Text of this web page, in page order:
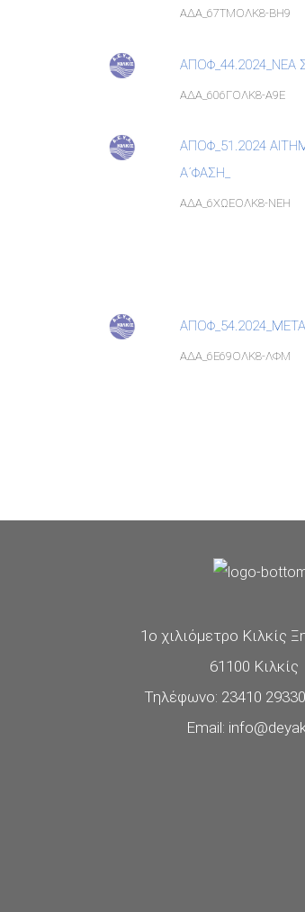
ΑΔΑ_67ΤΜΟΛΚ8-ΒΗ9
ΑΠΟΦ_44.2024_ΝΕΑ
ΑΔΑ_606ΓΟΛΚ8-Α9Ε
ΑΠΟΦ_51.2024
Α΄ΦΑΣΗ_
ΑΔΑ_6ΧΩΕΟΛΚ8-ΝΕΗ
ΑΔΑ_6Ε69ΟΛΚ8-ΛΦΜ
1ο χιλιόμετρο Κιλκίς
61100 Κιλκίς
Τηλέφωνο: 23410
Email: